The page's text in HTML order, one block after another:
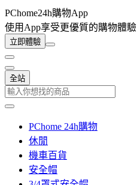
PChome24h購物App
使用App享受更優質的購物體驗
立即體驗
全站
PChome 24h購物
休閒
機車百貨
安全帽